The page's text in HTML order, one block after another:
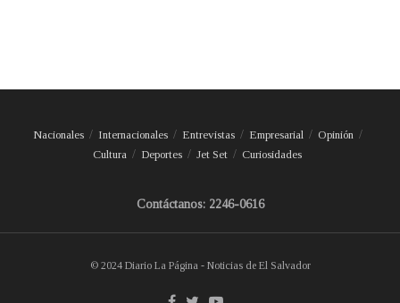
Nacionales Internacionales Entrevistas Empresarial
Opinión
Cultura
Deportes Jet Set Curiosidades
Contáctanos: 2246-0616
© 2024 Diario La Página - Noticias de El Salvador